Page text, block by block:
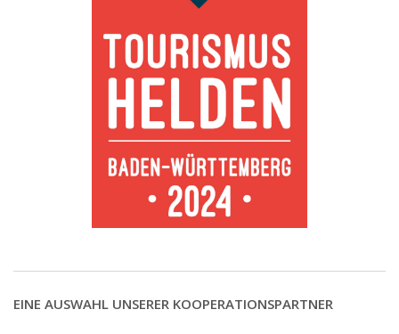
EINE AUSWAHL UNSERER KOOPERATIONSPARTNER